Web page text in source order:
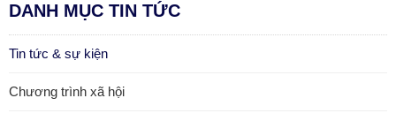
DANH MỤC TIN TỨC
Tin tức & sự kiện
Chương trình xã hội